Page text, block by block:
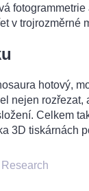
v trojrozměrné
hotový,
nejen
Celkem
3D tiskárnách
Research